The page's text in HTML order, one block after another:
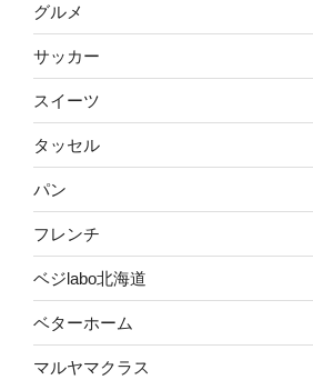
グルメ
サッカー
スイーツ
タッセル
パン
フレンチ
ベジlabo北海道
ベターホーム
マルヤマクラス